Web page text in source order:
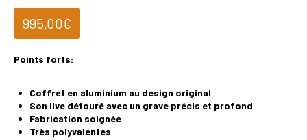
995,00€
Points forts:
Coffret en aluminium au design original
Son live détouré avec un grave précis et profond
Fabrication soignée
Très polyvalentes